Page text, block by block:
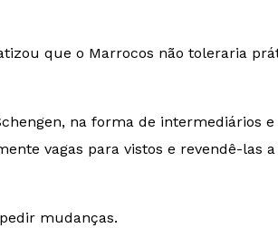
que o Marrocos não toleraria
na forma de intermediários
vagas para vistos e revendê-las
mudanças.